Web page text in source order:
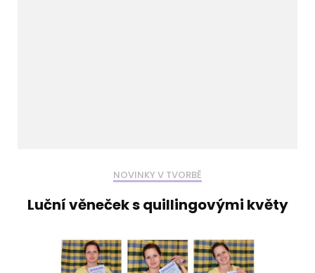
NOVINKY V TVORBĚ
Luční věneček s quillingovými květy